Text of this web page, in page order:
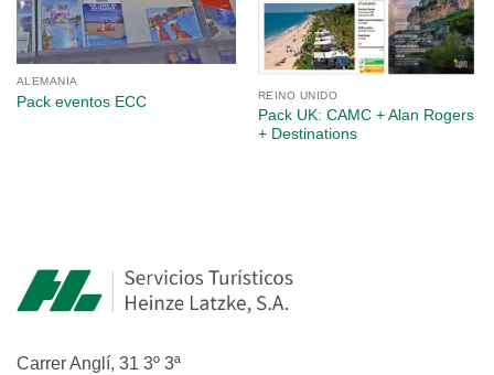
ALEMANIA
Pack eventos ECC REINO UNIDO
Pack UK: CAMC + Alan Rogers
+ Destinations
Carrer Anglí, 31 3º 3ª